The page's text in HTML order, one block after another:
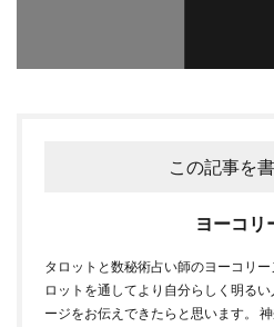
この記事を
ヨーコリ
タロットと数秘術占い師のヨーコリ
ロットを通してより自分らしく明る
ージをお伝えできたらと思います。